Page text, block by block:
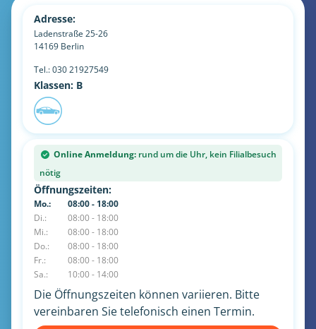
Adresse:
Ladenstraße 25-26
14169 Berlin
Tel.:030 21927549
Klassen: B
Online Anmeldung: rund um die Uhr, kein Filialbesuch
nötig
Öffnungszeiten:
Mo.:
08:00 - 18:00
Di.:
08:00 - 18:00
Mi.:
08:00 - 18:00
Do.:
08:00 - 18:00
Fr.:
08:00 - 18:00
Sa.:
10:00 - 14:00
Die Öffnungszeiten können variieren. Bitte
vereinbaren Sie telefonisch einen Termin.